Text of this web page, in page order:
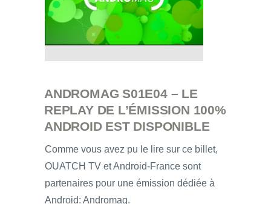
ANDROMAG S01E04 – LE
REPLAY DE L’ÉMISSION 100%
ANDROID EST DISPONIBLE
Comme vous avez pu le lire sur ce billet,
OUATCH TV et Android-France sont
partenaires pour une émission dédiée à
Android: Andromag.